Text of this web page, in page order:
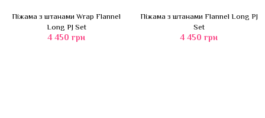
Піжама з штанами Wrap Flannel
Long PJ Set
4 450 грн
Піжама з штанами Flannel Long PJ
Set
4 450 грн